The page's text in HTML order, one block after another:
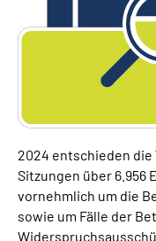
2024 entschieden
Sitzungen über 6.956
vornehmlich um die
sowie um Fälle der